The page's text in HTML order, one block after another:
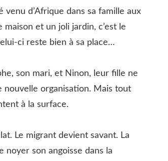
venu d’Afrique dans sa famille aux
et un joli jardin, c’est le
ci reste bien à sa place…
son mari, et Ninon, leur fille ne
nouvelle organisation. Mais tout
à la surface.
Le migrant devient savant. La
son angoisse dans la